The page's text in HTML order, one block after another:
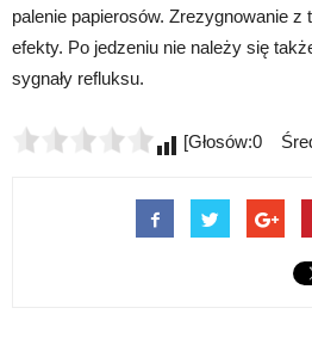
palenie papierosów. Zrezygnowanie z
efekty. Po jedzeniu nie należy się
sygnały refluksu.
[Głosów:0